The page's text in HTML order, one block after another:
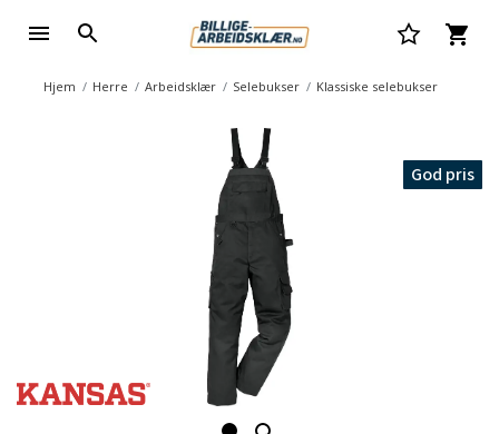
Hjem Herre Arbeidsklær Selebukser Klassiske selebukser
God pris